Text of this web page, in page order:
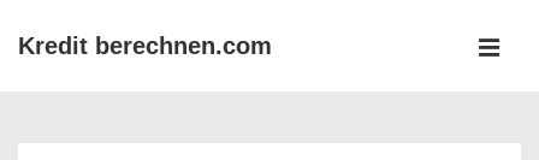
ZumKredit berechnen.com